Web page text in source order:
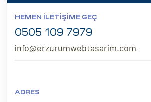
HEMEN İLETIŞIME GEÇ
0505 109 7979
info@erzurumwebtasarim.com
ADRES